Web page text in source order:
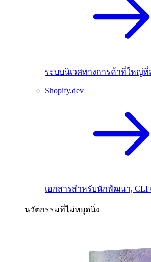
ระบบนิเวศทางการค้าที่ใหญ่ที่
Shopify.dev
เอกสารสำหรับนักพัฒนา, CLI
นวัตกรรมที่ไม่หยุดนิ่ง